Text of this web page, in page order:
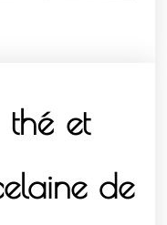
thé et
de